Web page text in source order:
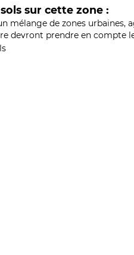
sur cette zone :
mélange de zones urbaines,
devront prendre en compte